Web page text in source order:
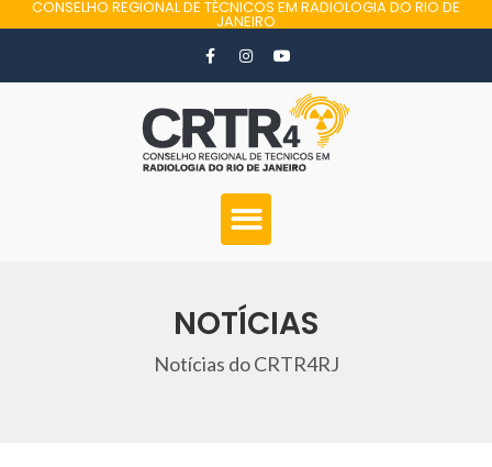
CONSELHO REGIONAL DE TÉCNICOS EM RADIOLOGIA DO RIO DE
JANEIRO
NOTÍCIAS
Notícias do CRTR4RJ